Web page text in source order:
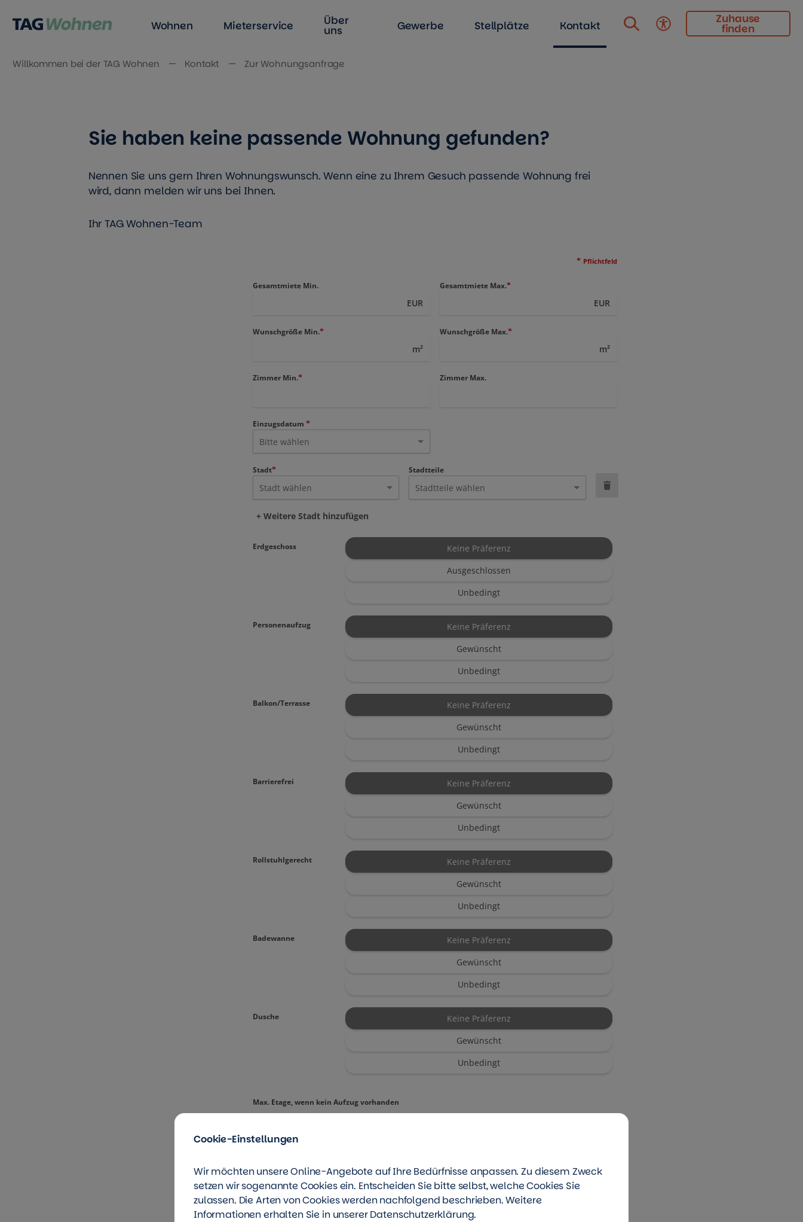
Zum Inhalt springen
Wohnen Mieterservice Über
uns Gewerbe Stellplätze Kontakt Barrierefreiheit
Zuhause
finden
Willkommen bei der TAG Wohnen Kontakt Zur Wohnungsanfrage
Sie haben keine passende Wohnung gefunden?
Nennen Sie uns gern Ihren Wohnungswunsch. Wenn eine zu Ihrem Gesuch passende Wohnung frei
wird, dann melden wir uns bei Ihnen.
Ihr TAG Wohnen-Team
Cookie-Einstellungen
Wir möchten unsere Online-Angebote auf Ihre Bedürfnisse anpassen. Zu diesem Zweck
setzen wir sogenannte Cookies ein. Entscheiden Sie bitte selbst, welche Cookies Sie
zulassen. Die Arten von Cookies werden nachfolgend beschrieben. Weitere
Informationen erhalten Sie in unsererDatenschutzerklärung.